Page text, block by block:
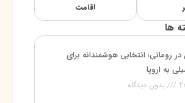
اقامت
ها
رومانی؛ انتخابی هوشمندانه برای
به اروپا
بدون دیدگاه